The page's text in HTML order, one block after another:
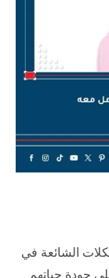
الشائعة في
جودة حياتهم